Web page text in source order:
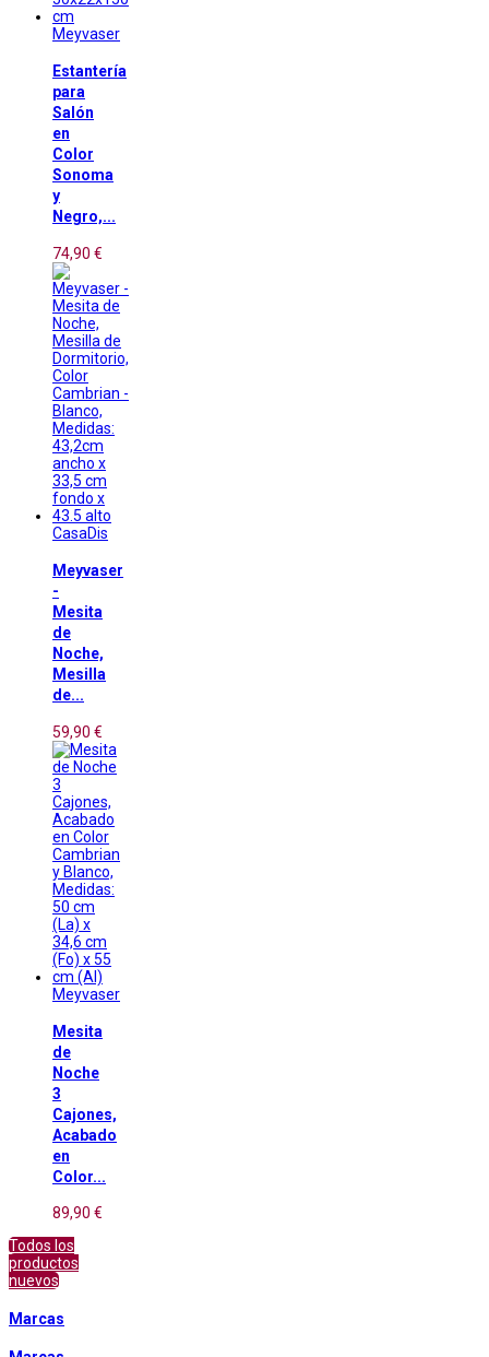
Meyvaser
Estantería
para
Salón
en
Color
Sonoma
y
Negro,...
74,90 €
CasaDis
Meyvaser
-
Mesita
de
Noche,
Mesilla
de...
59,90 €
Meyvaser
Mesita
de
Noche
3
Cajones,
Acabado
en
Color...
89,90 €
Todos los
productos
nuevos
Marcas